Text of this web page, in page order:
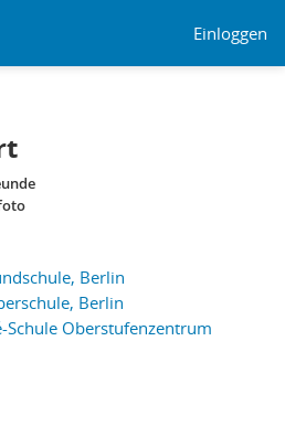
Einloggen
Berlin
Berlin
Schule Oberstufenzentrum